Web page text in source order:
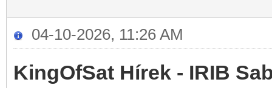
04-10-2026, 11:26 AM
KingOfSat Hírek - IRIB